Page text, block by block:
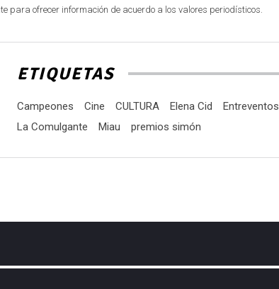
ofrecer información de acuerdo a los valores periodísticos.
ETIQUETAS
Campeones Cine CULTURA Elena Cid
Entreventos
La Comulgante
Miau premios simón